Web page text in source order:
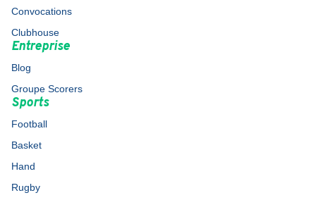
Convocations
Clubhouse
Entreprise
Blog
Groupe Scorers
Sports
Football
Basket
Hand
Rugby